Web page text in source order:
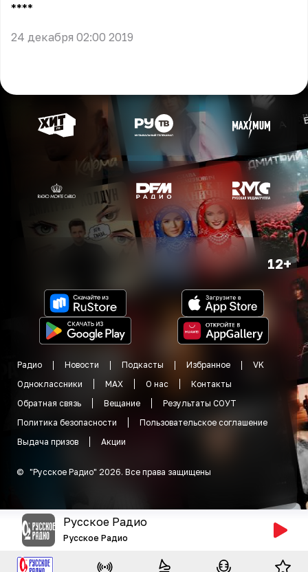
** **
24 декабря 02:00 2019
12+
Радио Новости Подкасты Избранное
VK
Одноклассники
MAX О нас
Контакты
Обратная связь
Вещание
Результаты СОУТ
Политика безопасности
Пользовательское соглашение
Выдача призов
Акции
© "Русское Радио" 2026. Все права защищены
Русское Радио
Русское Радио